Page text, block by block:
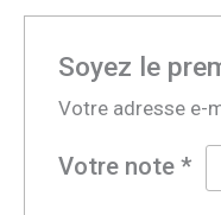
Soyez le
Votre adresse e-
Votre note*